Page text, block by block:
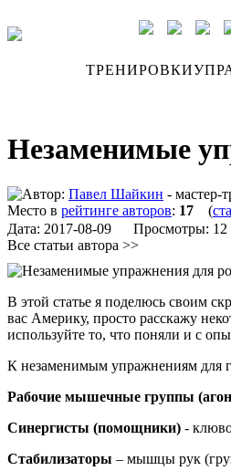
ТРЕНИРОВКИ
Незаменимые
Автор: Павел Шайкин - мастер-
Место в рейтинге авторов: 17 (
Дата: 2017-08-09 Просмотры:
Все статьи автора >>
В этой статье я поделюсь своим
вас Америку, просто расскажу
используйте то, что поняли и с
К незаменимым упражнениям для
Рабочие мышечные группы
Синергисты (помощники) -
Стабилизаторы – мышцы рук